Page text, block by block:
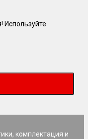
Используйте
комплектация и